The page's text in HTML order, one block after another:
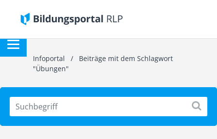
Infoportal / Beiträge mit dem Schlagwort
"Übungen"